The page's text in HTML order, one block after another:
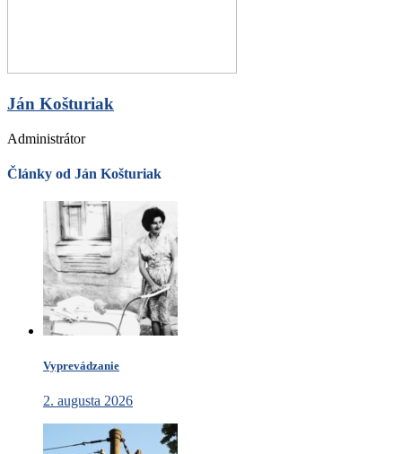
Ján Košturiak
Administrátor
Články od Ján Košturiak
Vyprevádzanie
2. augusta 2026